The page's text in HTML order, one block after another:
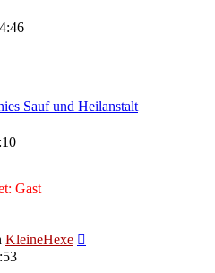
Beitrag
Sauf und Heilanstalt
Beitrag
Gast
KleineHexe